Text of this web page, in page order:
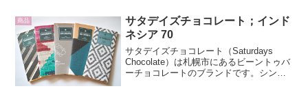
世界が認めるもの。2025年のサロン・デ
ュ...
商品
サタデイズチョコレート；インド
ネシア 70
サタデイズチョコレート（Saturdays
Chocolate）は札幌市にあるビーントゥバ
ーチョコレートのブランドです。シング